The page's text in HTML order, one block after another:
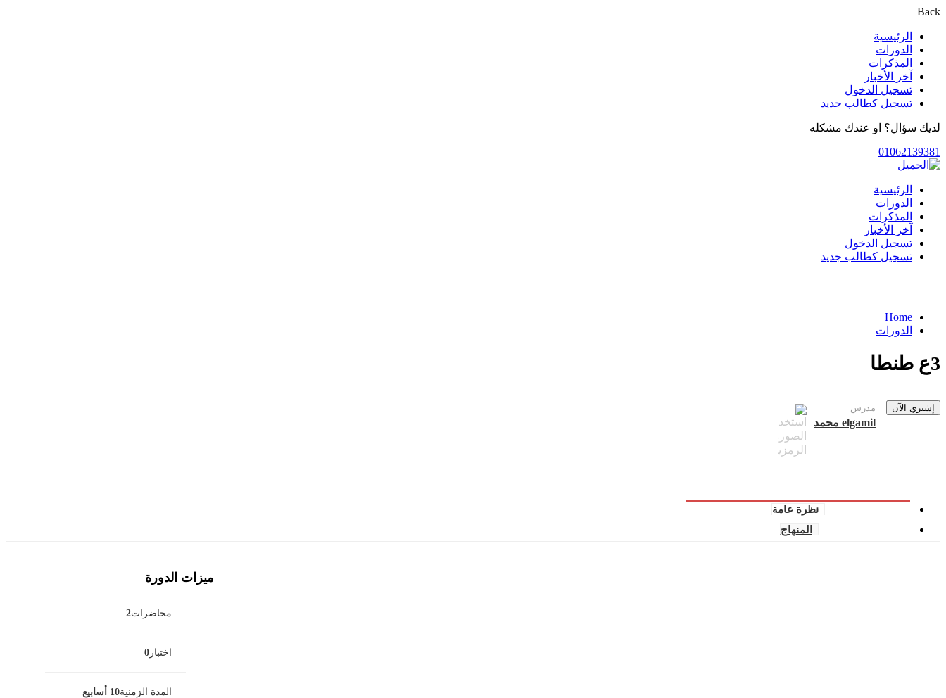
Back
الرئيسية
الدورات
المذكرات
آخر الأخبار
تسجيل الدخول
تسجيل كطالب جديد
لديك سؤال؟ او عندك مشكله
01062139381
الرئيسية
الدورات
المذكرات
آخر الأخبار
تسجيل الدخول
تسجيل كطالب جديد
Home
الدورات
3ع طنطا
مدرس
elgamil محمد
إشتري الآن
نظرة عامة
المنهاج
ميزات الدورة
محاضرات2
اختبار 0
المدة الزمنية10 أسابيع